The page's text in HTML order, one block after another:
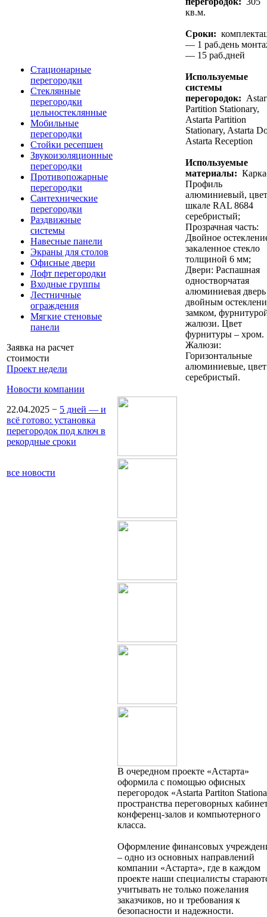
Стационарные
перегородки
Стеклянные
перегородки
цельностеклянные
Мобильные
перегородки
Стойки ресепшен
Звукоизоляционные
перегородки
Противопожарные
перегородки
Сантехнические
перегородки
Раздвижные
системы
Навесные панели
Экраны для столов
Офисные двери
Лофт перегородки
Входные группы
Лестничные
ограждения
Мягкие стеновые
панели
Заявка на расчет
стоимости
Проект недели
Новости компании
22.04.2025 − 5 дней — и
всё готово: установка
перегородок под ключ в
рекордные сроки
все новости
кв.м.
Сроки:
— 1 раб.день
— 15 раб.дней
Используемые
системы
перегородок:
Partition Stationary,
Astarta Partition
Stationary, Astarta
Astarta Reception
Используемые
материалы:
Профиль
алюминиевый,
шкале RAL 8684
серебристый;
Прозрачная часть:
Двойное
закаленное стекло
толщиной 6 мм;
Двери: Распашная
одностворчатая
алюминиевая дверь
двойным
замком,
жалюзи. Цвет
фурнитуры – хром.
Жалюзи:
Горизонтальные
алюминиевые, цвет
серебристый.
В очередном проекте «Астарта»
оформила с помощью офисных
перегородок «Astarta Partiton
пространства переговорных
конференц-залов и компьютерного
класса.
Оформление финансовых
– одно из основных направлений
компании «Астарта», где в каждом
проекте наши специалисты
учитывать не только пожелания
заказчиков, но и требования к
безопасности и надежности.